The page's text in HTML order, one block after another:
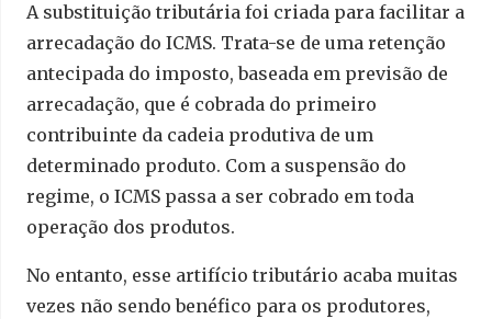
A substituição tributária foi criada para facilitar a
arrecadação do ICMS. Trata-se de uma retenção
antecipada do imposto, baseada em previsão de
arrecadação, que é cobrada do primeiro
contribuinte da cadeia produtiva de um
determinado produto. Com a suspensão do
regime, o ICMS passa a ser cobrado em toda
operação dos produtos.
No entanto, esse artifício tributário acaba muitas
vezes não sendo benéfico para os produtores,